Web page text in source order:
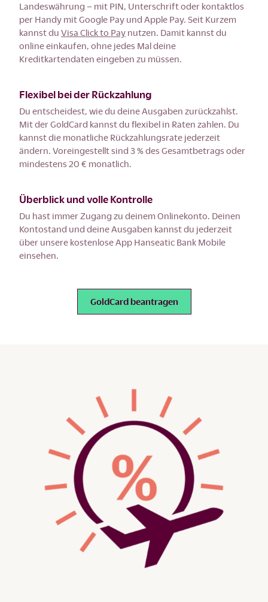
Landeswährung – mit PIN, Unterschrift oder kontaktlos
per Handy mit Google Pay und Apple Pay. Seit Kurzem
kannst du Visa Click to Pay nutzen. Damit kannst du
online einkaufen, ohne jedes Mal deine
Kreditkartendaten eingeben zu müssen.
Flexibel bei der Rückzahlung
Du entscheidest, wie du deine Ausgaben zurückzahlst.
Mit der GoldCard kannst du flexibel in Raten zahlen. Du
kannst die monatliche Rückzahlungsrate jederzeit
ändern. Voreingestellt sind 3 % des Gesamtbetrags oder
mindestens 20 € monatlich.
Überblick und volle Kontrolle
Du hast immer Zugang zu deinem Onlinekonto. Deinen
Kontostand und deine Ausgaben kannst du jederzeit
über unsere kostenlose App Hanseatic Bank Mobile
einsehen.
GoldCard beantragen